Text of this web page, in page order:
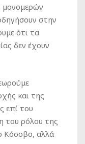
μονομερών
στην
ότι τα
δεν έχουν
και της
επί του
του ρόλου της
Κόσοβο, αλλά